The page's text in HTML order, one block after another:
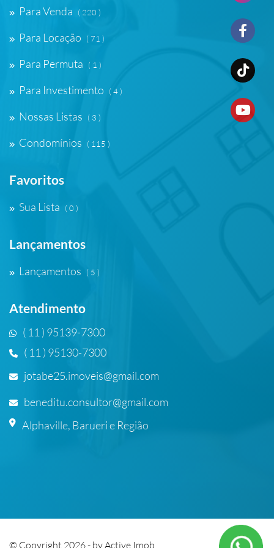
Para Venda ( 220 )
Para Locação ( 71 )
Para Permuta ( 1 )
Para Investimento ( 4 )
Nossas Listas ( 3 )
Condomínios ( 115 )
Favoritos
Sua Lista ( 0 )
Lançamentos
Lançamentos ( 5 )
Atendimento
( 11 ) 95139-7300
( 11 ) 95130-7300
jotabe25.imoveis@gmail.com
beneditu.consultor@gmail.com
Alphaville, Barueri e Região
© Copyright 2026 - byActive Imob